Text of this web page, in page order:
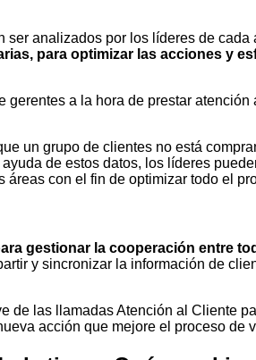
ser analizados por los líderes de cada
para optimizar las acciones y
gerentes a la hora de prestar atención
un grupo de clientes no está
de estos datos, los líderes
con el fin de optimizar todo el
gestionar la cooperación entre
y sincronizar la información de
de las llamadas Atención al Cliente
acción que mejore el proceso de